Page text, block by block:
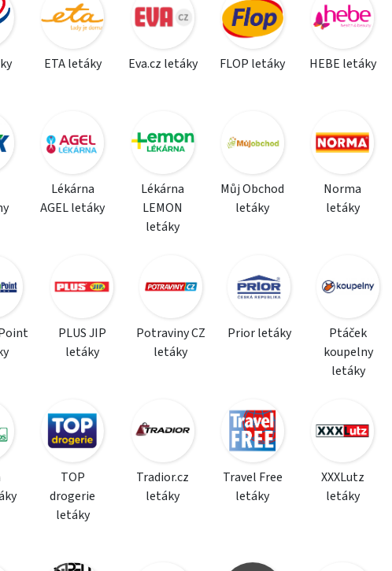
ETA letáky Eva.cz letáky FLOP letáky HEBE letáky
Lékárna
AGEL letáky
Lékárna
LEMON
letáky
Můj Obchod
letáky
Norma
letáky
PLUS JIP
letáky
Potraviny CZ
letáky
Prior letáky
Ptáček
koupelny
letáky
TOP
drogerie
letáky
Tradior.cz
letáky
Travel Free
letáky
XXXLutz
letáky